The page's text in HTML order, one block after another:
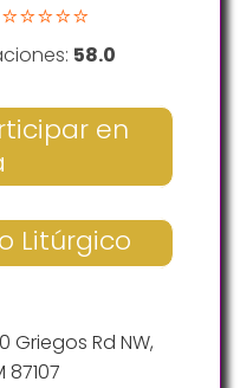
⭐⭐⭐⭐⭐
58.0
en
Litúrgico
Griegos Rd NW,
87107